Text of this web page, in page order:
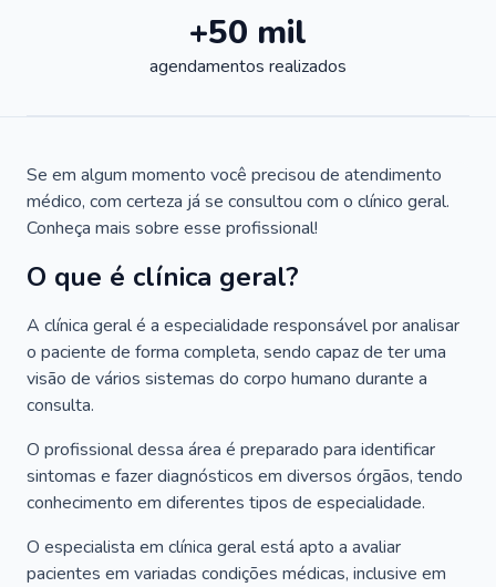
+50 mil
agendamentos realizados
Se em algum momento você precisou de atendimento
médico, com certeza já se consultou com o clínico geral.
Conheça mais sobre esse profissional!
O que é clínica geral?
A clínica geral é a especialidade responsável por analisar
o paciente de forma completa, sendo capaz de ter uma
visão de vários sistemas do corpo humano durante a
consulta.
O profissional dessa área é preparado para identificar
sintomas e fazer diagnósticos em diversos órgãos, tendo
conhecimento em diferentes tipos de especialidade.
O especialista em clínica geral está apto a avaliar
pacientes em variadas condições médicas, inclusive em